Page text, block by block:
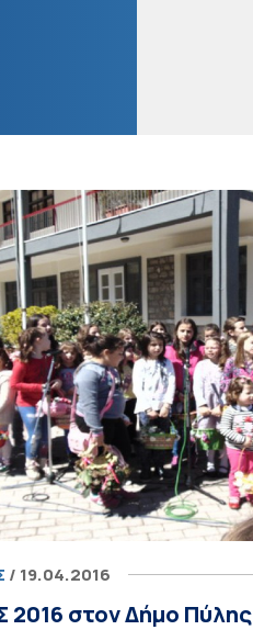
/ 19.04.2016
2016 στον Δήμο Πύλης